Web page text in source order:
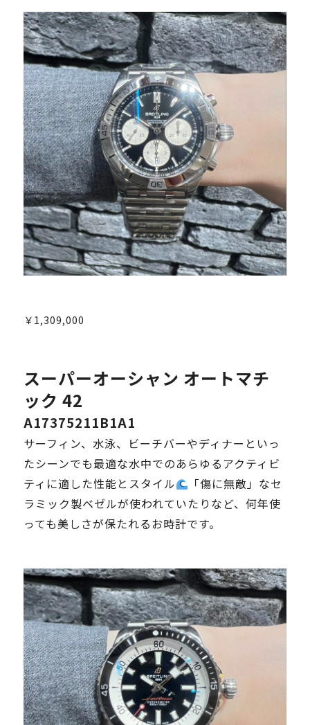
￥1,309,000
スーパーオーシャン オートマチ
ック 42
A17375211B1A1
サーフィン、水泳、ビーチバーやディナーといっ
たシーンでも最適な水中でのあらゆるアクティビ
ティに適した性能とスタイル
「傷に無敵」なセ
ラミック製ベゼルが使われていたりなど、何年使
っても美しさが保たれるお時計です。